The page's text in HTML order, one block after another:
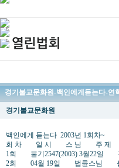
경기불교문화원-백인에게듣는다-연
경기불교문화원
백인에게 듣는다 2003년
회 차 일 시 스 님 주 제
1회 불기2547(2003) 3월22일
2회 04월 19일 법륜스님 불